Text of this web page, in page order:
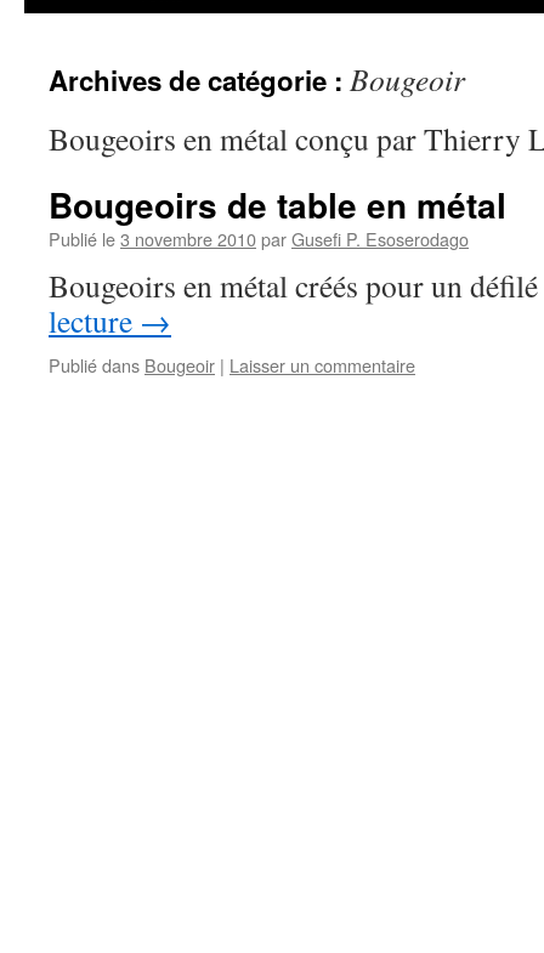
Archives de catégorie : Bougeoir
Bougeoirs en métal conçu par Thierry
Bougeoirs de table en métal
Publié le3 novembre 2010parGusefi P. Esoserodago
Bougeoirs en métal créés pour un
lecture →
Publié dans Bougeoir | Laisser un commentaire